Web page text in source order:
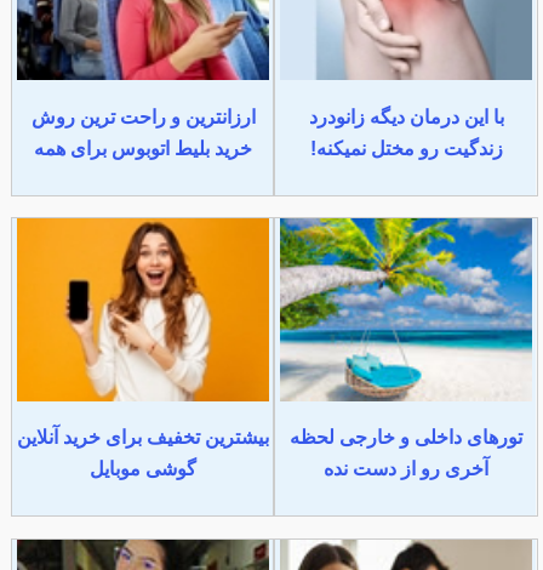
با این درمان دیگه زانودرد
زندگیت رو مختل نمیکنه!
ارزانترین و راحت ترین روش
خرید بلیط اتوبوس برای همه
تورهای داخلی و خارجی لحظه
آخری رو از دست نده
بیشترین تخفیف برای خرید آنلاین
گوشی موبایل